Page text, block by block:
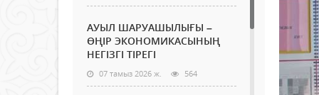
АУЫЛ ШАРУАШЫЛЫҒЫ –
ӨҢІР ЭКОНОМИКАСЫНЫҢ
НЕГІЗГІ ТІРЕГІ
07 тамыз 2026 ж. 564